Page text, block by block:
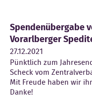
Spendenübergabe
Vorarlberger
27.12.2021
Pünktlich zum
Scheck vom
Mit Freude haben wir
Danke!